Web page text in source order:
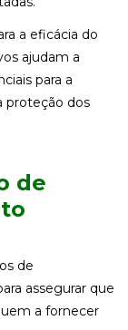
a eficácia do
ajudam a
para a
proteção dos
de
de
assegurar que
a fornecer